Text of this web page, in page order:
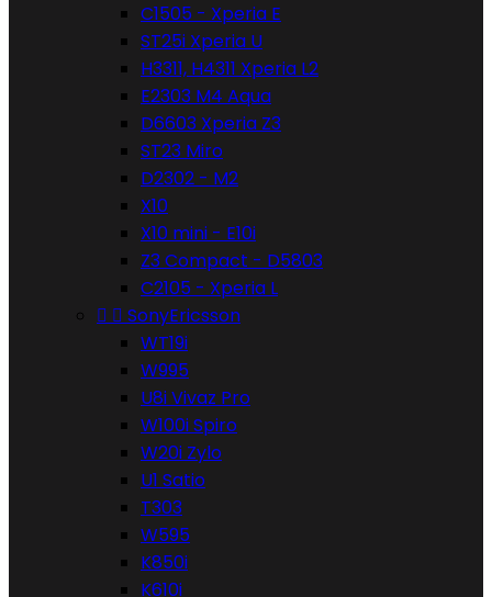
C1505 - Xperia E
ST25i Xperia U
H3311, H4311 Xperia L2
E2303 M4 Aqua
D6603 Xperia Z3
ST23 Miro
D2302 - M2
X10
X10 mini - E10i
Z3 Compact - D5803
C2105 - Xperia L
  SonyEricsson
WT19i
W995
U8i Vivaz Pro
W100i Spiro
W20i Zylo
U1 Satio
T303
W595
K850i
K610i